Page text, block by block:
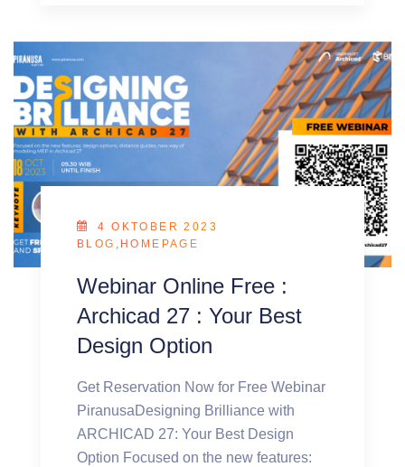
4 OKTOBER 2023
BLOG , HOMEPAGE
Webinar Online Free :
Archicad 27 : Your Best
Design Option
Get Reservation Now for Free Webinar
PiranusaDesigning Brilliance with
ARCHICAD 27: Your Best Design
Option Focused on the new features: